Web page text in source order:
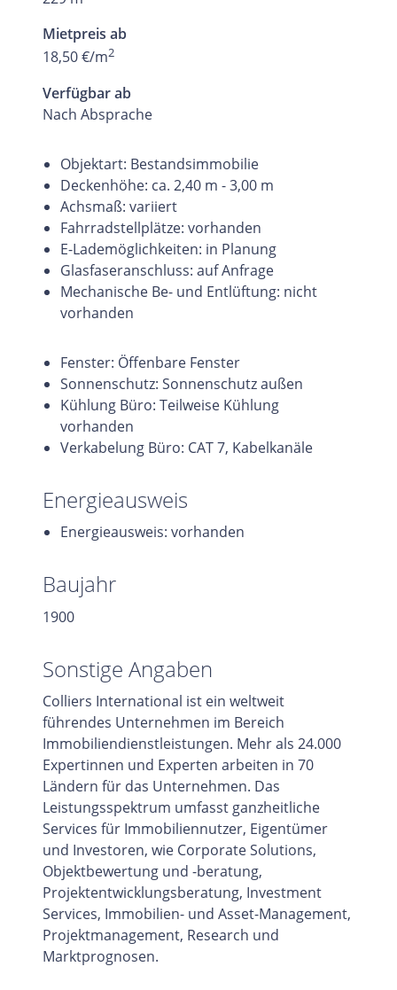
Mietpreis ab
18,50 €/m2
Verfügbar ab
Nach Absprache
Objektart: Bestandsimmobilie
Deckenhöhe: ca. 2,40 m - 3,00 m
Achsmaß: variiert
Fahrradstellplätze: vorhanden
E-Lademöglichkeiten: in Planung
Glasfaseranschluss: auf Anfrage
Mechanische Be- und Entlüftung: nicht
vorhanden
Fenster: Öffenbare Fenster
Sonnenschutz: Sonnenschutz außen
Kühlung Büro: Teilweise Kühlung
vorhanden
Verkabelung Büro: CAT 7, Kabelkanäle
Energieausweis
Energieausweis: vorhanden
Baujahr
1900
Sonstige Angaben
Colliers International ist ein weltweit
führendes Unternehmen im Bereich
Immobiliendienstleistungen. Mehr als 24.000
Expertinnen und Experten arbeiten in 70
Ländern für das Unternehmen. Das
Leistungsspektrum umfasst ganzheitliche
Services für Immobiliennutzer, Eigentümer
und Investoren, wie Corporate Solutions,
Objektbewertung und -beratung,
Projektentwicklungsberatung, Investment
Services, Immobilien- und Asset-Management,
Projektmanagement, Research und
Marktprognosen.